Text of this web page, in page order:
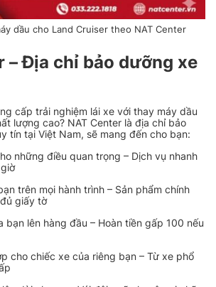
dầu cho Land Cruiser theo NAT Center
– Địa chỉ bảo dưỡng xe
cấp trải nghiệm lái xe với thay máy dầu
lượng cao? NAT Center là địa chỉ bảo
tín tại Việt Nam, sẽ mang đến cho bạn:
những điều quan trọng – Dịch vụ nhanh
trên mọi hành trình – Sản phẩm chính
giấy tờ
bạn lên hàng đầu – Hoàn tiền gấp 100 nếu
cho chiếc xe của riêng bạn – Từ xe phổ